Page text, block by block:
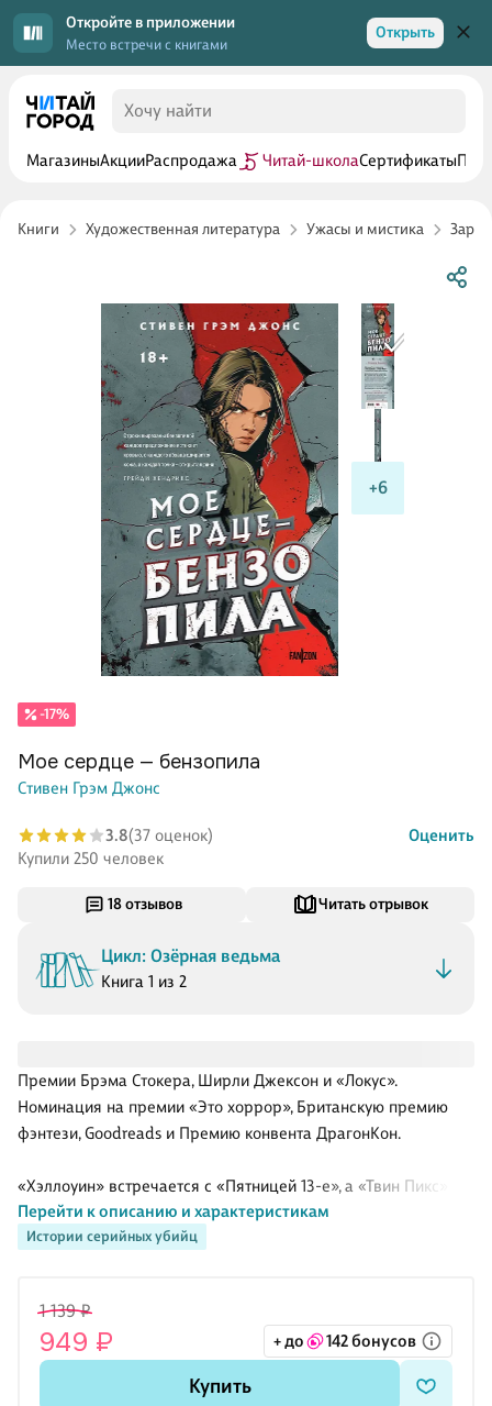
Откройте в приложении
Место встречи с книгами
Открыть
МагазиныАкцииРаспродажа Читай-школаСертификаты
Книги Художественная литература Ужасы и мистика
+6
18 отзывов Читать отрывок
Цикл: Озёрная ведьма
Книга 1 из 2
Истории серийных убийц
Премии Брэма Стокера, Ширли Джексон и «Локус».
Номинация на премии «Это хоррор», Британскую премию
фэнтези, Goodreads и Премию конвента ДрагонКон.
«Хэллоуин» встречается с «Пятницей 13-е», а «Твин Пикс» с
«Техасской резней бензопилой».
Пруфрок и его жителей. И еще большая причина —
погрузиться в собственный мир фантазий, источником
которых являются фильмы ужасов… особенно те, в которых
маньяк в маске мстит за причинённое зло. Джейд знает эти
Перейти к описанию и характеристикам
-17%
Мое сердце — бензопила
Стивен Грэм Джонс
3.8(37 оценок)
Оценить
Купили 250 человек
1 139 ₽
949 ₽ + до 142 бонусов
Купить